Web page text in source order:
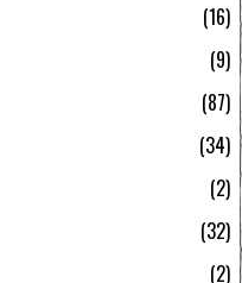
16
9
87
34
2
32
2